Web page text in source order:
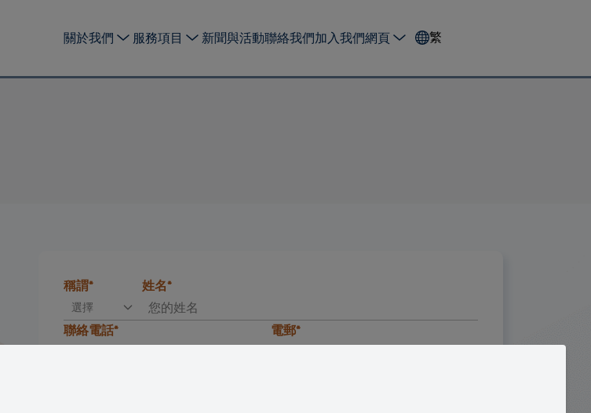
關於我們 服務項目 新聞與活動聯絡我們加入我們網頁 繁
稱謂*
選擇
姓名*
聯絡電話* 電郵*